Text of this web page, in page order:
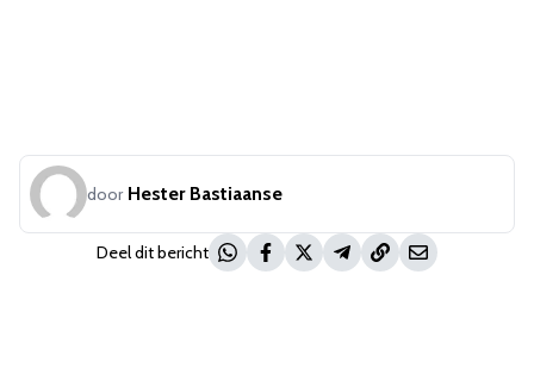
door Hester Bastiaanse
Deel dit bericht